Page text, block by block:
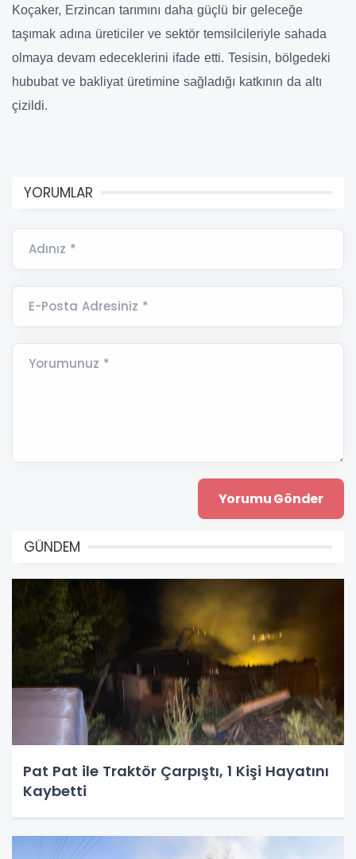
Koçaker, Erzincan tarımını daha güçlü bir geleceğe
taşımak adına üreticiler ve sektör temsilcileriyle sahada
olmaya devam edeceklerini ifade etti. Tesisin, bölgedeki
hububat ve bakliyat üretimine sağladığı katkının da altı
çizildi.
YORUMLAR
Adınız *
E-Posta Adresiniz *
Yorumunuz *
GÜNDEM
Pat Pat ile Traktör Çarpıştı, 1 Kişi Hayatını
Kaybetti